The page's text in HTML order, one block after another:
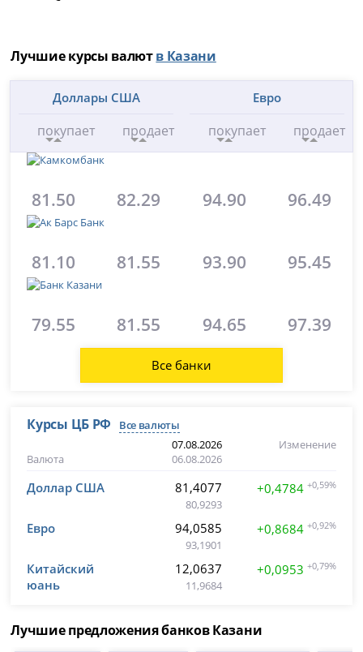
Лучшие курсы валютв Казани
Доллары США
покупает продает
Евро
покупает продает
81.50 82.29 94.90 96.49
81.10 81.55 93.90 95.45
79.55 81.55 94.65 97.39
Все банки
Курсы ЦБ РФ Все валюты
Валюта
07.08.2026
06.08.2026
Изменение
Доллар США 81,4077
80,9293
+0,4784 +0,59%
Евро 94,0585
93,1901
+0,8684 +0,92%
Китайский
юань
12,0637
11,9684
+0,0953 +0,79%
Лучшие предложения банков Казани